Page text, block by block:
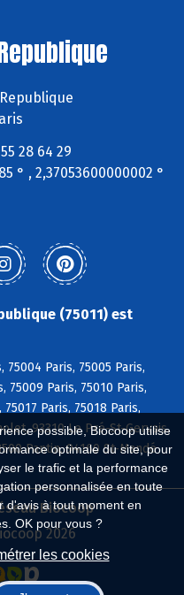
possible, Biocoop utilise
optimale du site, pour
le trafic et la performance
personnalisée en toute
d'avis à tout moment en
OK pour vous ?
les cookies
28 64 29
° , 2,37053600000002 °
(75011) est
75004 Paris, 75005 Paris,
75009 Paris, 75010 Paris,
75017 Paris, 75018 Paris,
93310 Le Pré-St-Gervais,
Pantin, 94160 St-Mandé
Biocoop
2026